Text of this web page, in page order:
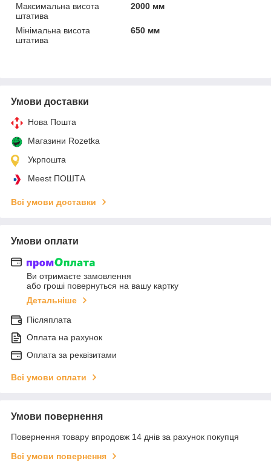
Максимальна висота
штатива
2000 мм
Мінімальна висота
штатива
650 мм
Умови доставки
Нова Пошта
Магазини Rozetka
Укрпошта
Meest ПОШТА
Всі умови доставки
Умови оплати
Ви отримаєте замовлення
або гроші повернуться на вашу картку
Детальніше
Післяплата
Оплата на рахунок
Оплата за реквізитами
Всі умови оплати
Умови повернення
Повернення товару впродовж 14 днів за рахунок покупця
Всі умови повернення